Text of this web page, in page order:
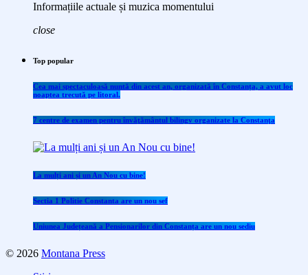
Informațiile actuale și muzica momentului
close
Top popular
Cea mai spectaculoasă nuntă din acest an, organizată în Constanța, a avut loc
noaptea trecută pe litoral.
7 centre de examen pentru învăţământul bilingv organizate la Constanţa
La mulți ani și un An Nou cu bine!
Sectia 1 Politie Constanta are un nou sef
Uniunea Județeană a Pensionarilor din Constanța are un nou sediu
© 2026 Montana Press